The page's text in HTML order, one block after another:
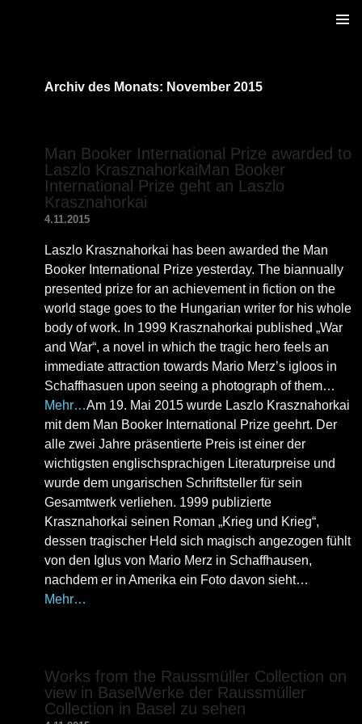
Archiv des Monats: November 2015
Man Booker International Prize awarded to
Laszlo KrasznahorkaiMan Booker
International Prize geht an Laszlo
Krasznahorkai
4.11.2015
Laszlo Krasznahorkai has been awarded the Man
Booker International Prize yesterday. The biannually
presented prize for an achievement in fiction on the
world stage goes to the Hungarian writer for his whole
body of work. In 1999 Krasznahorkai published „War
and War“, a novel in which the tragic hero feels an
immediate attraction towards Mario Merz’s igloos in
Schaffhasuen upon seeing a photograph of them…
Mehr…Am 19. Mai 2015 wurde Laszlo Krasznahorkai
mit dem Man Booker International Prize geehrt. Der
alle zwei Jahre präsentierte Preis ist einer der
wichtigsten englischsprachigen Literaturpreise und
wurde dem ungarischen Schriftsteller für sein
Gesamtwerk verliehen. 1999 publizierte
Krasznahorkai seinen Roman „Krieg und Krieg“,
dessen tragischer Held sich magisch angezogen fühlt
von den Iglus von Mario Merz in Schaffhausen,
nachdem er in Amerika ein Foto davon sieht…
Mehr…
Works from the Raussmüller Collection on
view in Basel Werke der Raussmüller
Collection in Basel zu sehen